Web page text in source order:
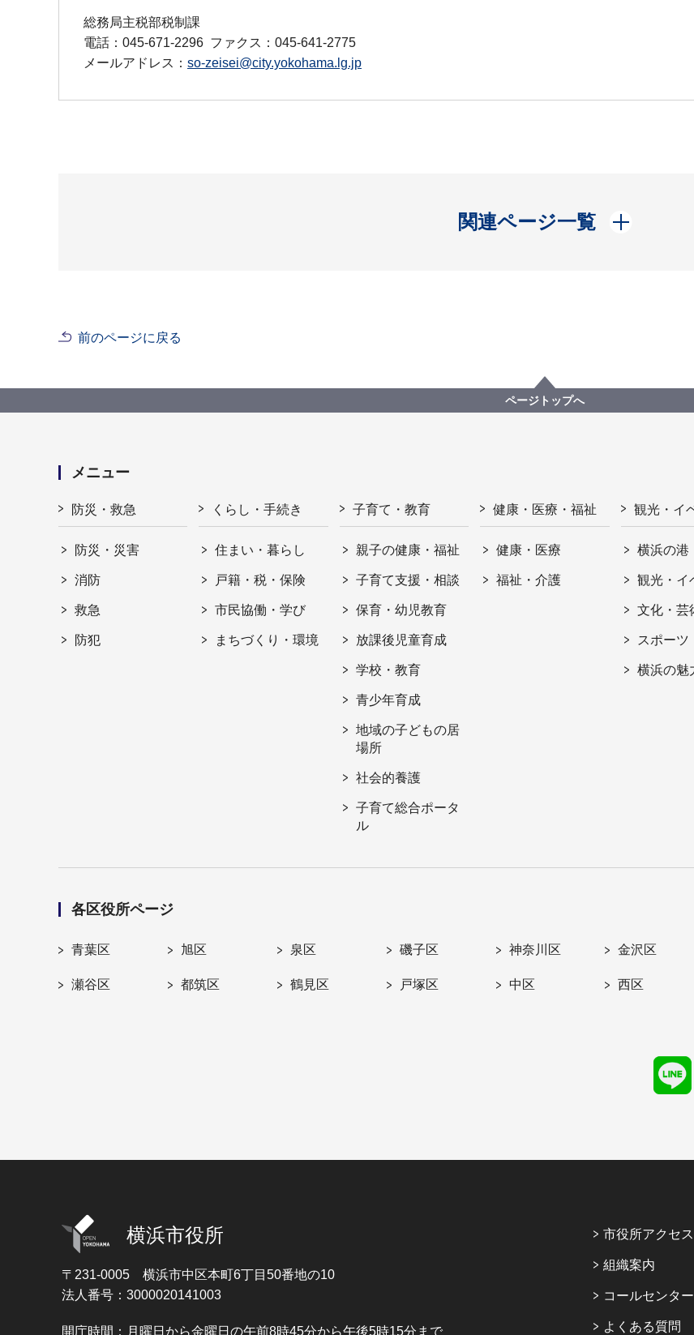
総務局主税部税制課
電話：045-671-2296 ファクス：045-641-2775
メールアドレス： so-zeisei@city.yokohama.lg.jp
関連ページ一覧
開く
前のページに戻る
ページトップへ
メニュー
防災・救急
防災・災害
消防
救急
防犯
くらし・手続き
住まい・暮らし
戸籍・税・保険
市民協働・学び
まちづくり・環境
子育て・教育
親子の健康・福祉
子育て支援・相談
保育・幼児教育
放課後児童育成
学校・教育
青少年育成
地域の子どもの居
場所
社会的養護
子育て総合ポータ
ル
健康・医療・福祉
健康・医療
福祉・介護
観光・イ
横浜の港
観光・イ
文化・芸
スポーツ
横浜の魅
各区役所ページ
青葉区 旭区 泉区 磯子区 神奈川区 金沢区
瀬谷区 都筑区 鶴見区 戸塚区 中区 西区
横浜市役所
〒231-0005 横浜市中区本町6丁目50番地の10
法人番号：3000020141003
開庁時間：月曜日から金曜日の午前8時45分から午後5時15分まで
市役所アクセ
組織案内
コールセンタ
よくある質問